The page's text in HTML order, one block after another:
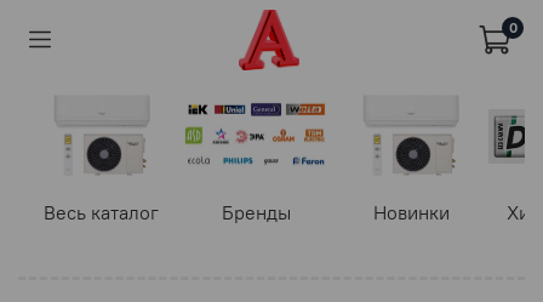
0
Весь каталог Бренды Новинки